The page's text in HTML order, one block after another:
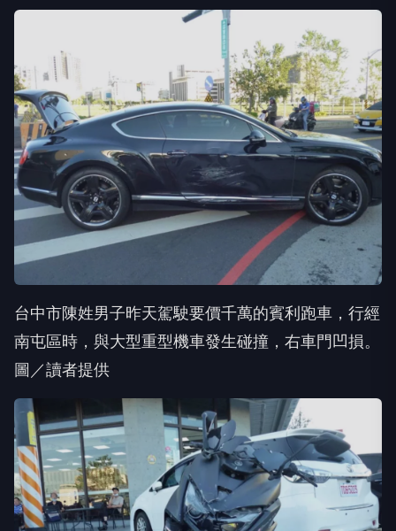
台中市陳姓男子昨天駕駛要價千萬的賓利跑車，行經
南屯區時，與大型重型機車發生碰撞，右車門凹損。
圖／讀者提供